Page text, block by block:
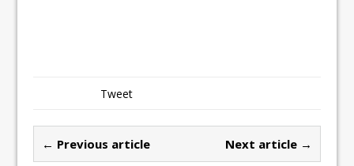
Tweet
← Previous article Next article →